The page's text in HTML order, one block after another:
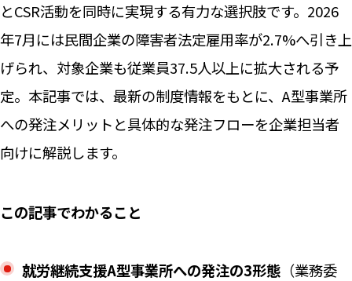
とCSR活動を同時に実現する有力な選択肢です。2026
年7月には民間企業の障害者法定雇用率が2.7%へ引き上
げられ、対象企業も従業員37.5人以上に拡大される予
定。本記事では、最新の制度情報をもとに、A型事業所
への発注メリットと具体的な発注フローを企業担当者
向けに解説します。
この記事でわかること
就労継続支援A型事業所への発注の3形態（業務委